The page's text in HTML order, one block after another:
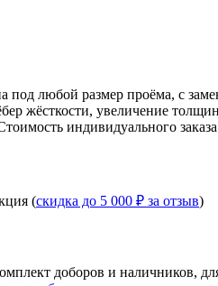
под любой размер проёма, с
жёсткости, увеличение
индивидуального
(скидка до 5 000 ₽ за отзыв)
доборов и наличников,